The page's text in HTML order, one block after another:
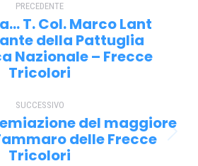
PRECEDENTE
Post
precedente:
T. Col. Marco Lant
della Pattuglia
Nazionale – Frecce
Tricolori
SUCCESSIVO
Prossimo
post:
del maggiore
delle Frecce
Tricolori